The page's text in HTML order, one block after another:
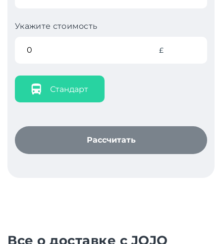
Укажите стоимость
£
Стандарт
Рассчитать
Все о доставке с JOJO